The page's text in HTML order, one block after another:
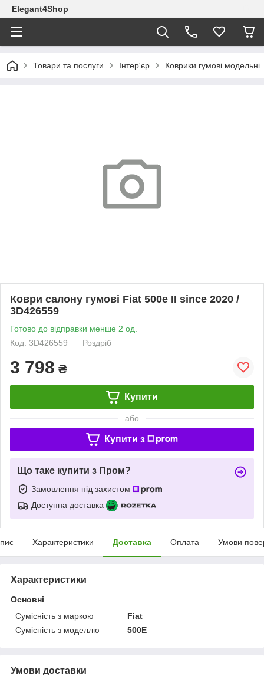
Elegant4Shop
Товари та послуги Інтер'єр Коврики гумові модельні
Коври салону гумові Fiat 500e II since 2020 /
3D426559
Готово до відправки менше 2 од.
Код: 3D426559
Роздріб
3 798 ₴
Купити
або
Купити з
Що таке купити з Пром?
Замовлення під захистом
Доступна доставка
Характеристики Доставка Оплата Умови
Характеристики
Основні
Сумісність з маркою
Fiat
Сумісність з моделлю
500E
Умови доставки